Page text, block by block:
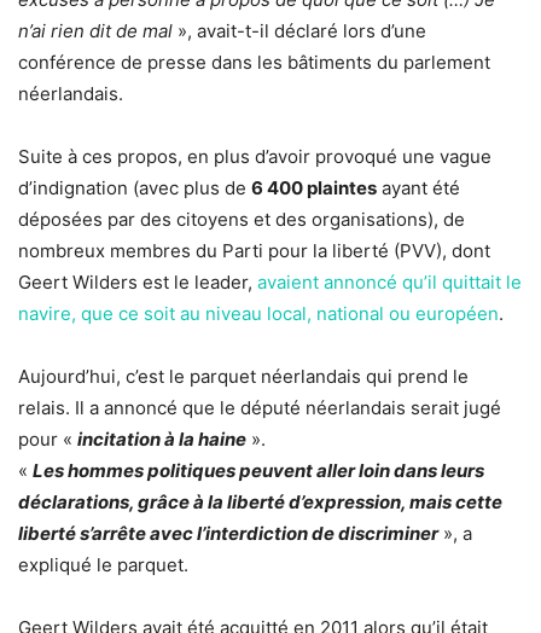
n’ai rien dit de mal », avait-t-il déclaré lors d’une
conférence de presse dans les bâtiments du parlement
néerlandais.
Suite à ces propos, en plus d’avoir provoqué une vague
d’indignation (avec plus de 6 400 plaintes ayant été
déposées par des citoyens et des organisations), de
nombreux membres du Parti pour la liberté (PVV), dont
Geert Wilders est le leader, avaient annoncé qu’il quittait le
navire, que ce soit au niveau local, national ou européen.
Aujourd’hui, c’est le parquet néerlandais qui prend le
relais. Il a annoncé que le député néerlandais serait jugé
pour « incitation à la haine ».
« Les hommes politiques peuvent aller loin dans leurs
déclarations, grâce à la liberté d’expression, mais cette
liberté s’arrête avec l’interdiction de discriminer », a
expliqué le parquet.
Geert Wilders avait été acquitté en 2011 alors qu’il était